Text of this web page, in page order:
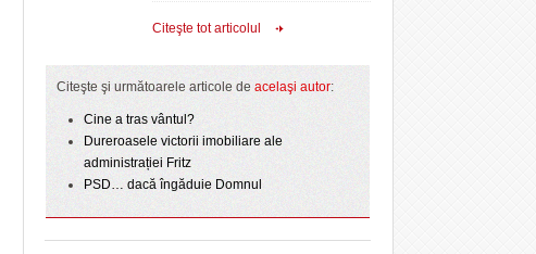
Citeşte tot articolul
Citeşte şi următoarele articole de acelaşi autor:
Cine a tras vântul?
Dureroasele victorii imobiliare ale
administrației Fritz
PSD… dacă îngăduie Domnul